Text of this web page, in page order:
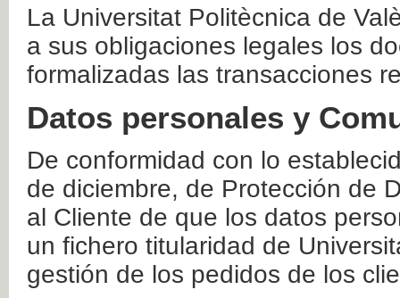
La Universitat Politècnica de
a sus obligaciones legales los
formalizadas las transacciones
Datos personales y
De conformidad con lo
de diciembre, de Protección de
al Cliente de que los datos
un fichero titularidad de
gestión de los pedidos de los